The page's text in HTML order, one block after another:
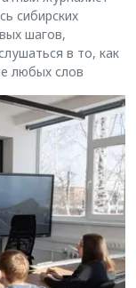
сибирских
шагов,
в то, как
любых слов